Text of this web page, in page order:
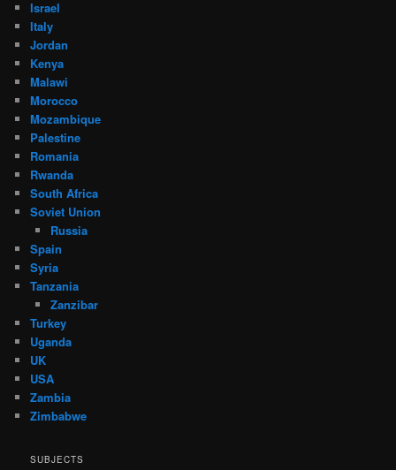
Israel
Italy
Jordan
Kenya
Malawi
Morocco
Mozambique
Palestine
Romania
Rwanda
South Africa
Soviet Union
Russia
Spain
Syria
Tanzania
Zanzibar
Turkey
Uganda
UK
USA
Zambia
Zimbabwe
SUBJECTS